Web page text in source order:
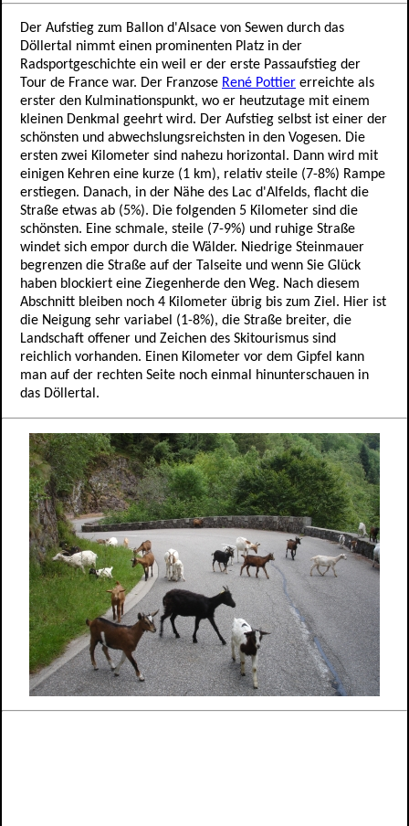
Der Aufstieg zum Ballon d'Alsace von Sewen durch das
Döllertal nimmt einen prominenten Platz in der
Radsportgeschichte ein weil er der erste Passaufstieg der
Tour de France war. Der Franzose René Pottier erreichte als
erster den Kulminationspunkt, wo er heutzutage mit einem
kleinen Denkmal geehrt wird. Der Aufstieg selbst ist einer der
schönsten und abwechslungsreichsten in den Vogesen. Die
ersten zwei Kilometer sind nahezu horizontal. Dann wird mit
einigen Kehren eine kurze (1 km), relativ steile (7-8%) Rampe
erstiegen. Danach, in der Nähe des Lac d'Alfelds, flacht die
Straße etwas ab (5%). Die folgenden 5 Kilometer sind die
schönsten. Eine schmale, steile (7-9%) und ruhige Straße
windet sich empor durch die Wälder. Niedrige Steinmauer
begrenzen die Straße auf der Talseite und wenn Sie Glück
haben blockiert eine Ziegenherde den Weg. Nach diesem
Abschnitt bleiben noch 4 Kilometer übrig bis zum Ziel. Hier ist
die Neigung sehr variabel (1-8%), die Straße breiter, die
Landschaft offener und Zeichen des Skitourismus sind
reichlich vorhanden. Einen Kilometer vor dem Gipfel kann
man auf der rechten Seite noch einmal hinunterschauen in
das Döllertal.